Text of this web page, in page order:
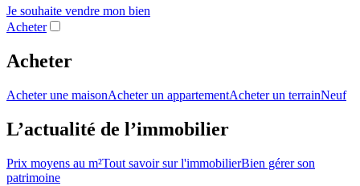
Je souhaite vendre mon bien
Acheter
Acheter
Acheter une maisonAcheter un appartementAcheter un terrainNeuf
L’actualité de l’immobilier
Prix moyens au m²Tout savoir sur l'immobilierBien gérer son
patrimoine